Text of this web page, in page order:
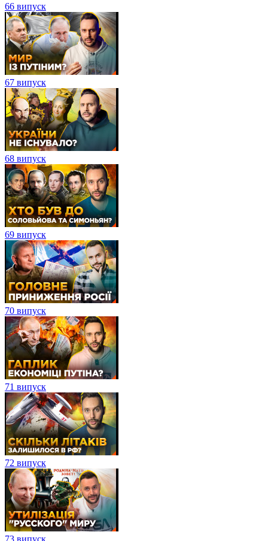
66 випуск
67 випуск
68 випуск
69 випуск
70 випуск
71 випуск
72 випуск
73 випуск